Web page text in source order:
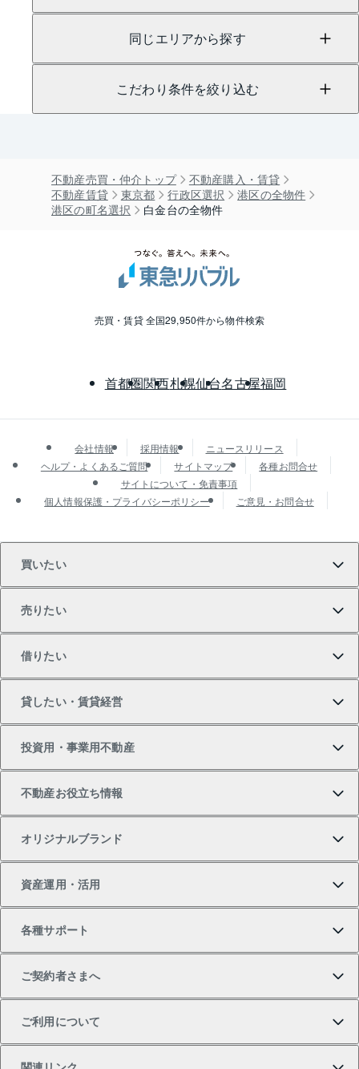
同じエリアから探す
こだわり条件を絞り込む
不動産売買・仲介トップ
不動産購入・賃貸
不動産賃貸
東京都 行政区選択
港区の全物件
港区の町名選択
白金台の全物件
売買・賃貸 全国29,950件から物件検索
首都圏関西札幌仙台名古屋福岡
会社情報 採用情報
ニュースリリース
ヘルプ・よくあるご質問
サイトマップ
各種お問合せ
サイトについて・免責事項
個人情報保護・プライバシーポリシー
ご意見・お問合せ
買いたい
新築・分譲マンションの購入
中古マンションの購入
売りたい
マンションの売却・査定
一戸建ての売却・査定
借りたい
借りたいTOP
物件を借りる
貸したい・賃貸経営
貸したいTOP
投資用・事業用不動産
不動産お役立ち情報
オリジナルブランド
一棟リノベーションマンション L`GENTE（ルジェン
テ）
投資用一棟レジデンスWELL SQUARE（ウェルスクエ
ア）
資産運用・活用
各種サポート
ご契約者さまへ
ご利用について